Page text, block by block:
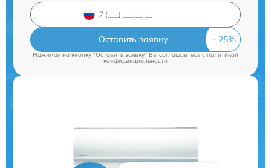
Оставить заявку
Нажимая на кнопку "Оставить заявку" Вы соглашаетесь cполитикой
конфиденциальности